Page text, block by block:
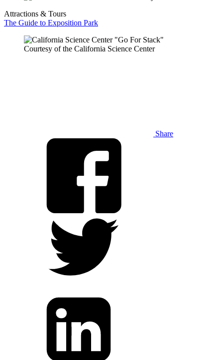
Attractions & Tours
The Guide to Exposition Park
Courtesy of the California Science Center
Share